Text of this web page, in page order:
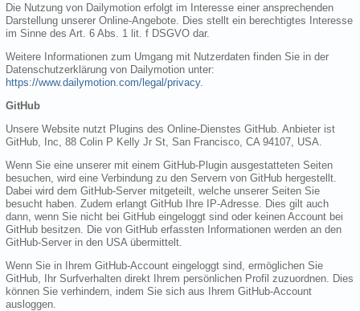
Die Nutzung von Dailymotion erfolgt im Interesse einer ansprechenden
Darstellung unserer Online-Angebote. Dies stellt ein berechtigtes Interesse
im Sinne des Art. 6 Abs. 1 lit. f DSGVO dar.
Weitere Informationen zum Umgang mit Nutzerdaten finden Sie in der
Datenschutzerklärung von Dailymotion unter:
https://www.dailymotion.com/legal/privacy.
GitHub
Unsere Website nutzt Plugins des Online-Dienstes GitHub. Anbieter ist
GitHub, Inc, 88 Colin P Kelly Jr St, San Francisco, CA 94107, USA.
Wenn Sie eine unserer mit einem GitHub-Plugin ausgestatteten Seiten
besuchen, wird eine Verbindung zu den Servern von GitHub hergestellt.
Dabei wird dem GitHub-Server mitgeteilt, welche unserer Seiten Sie
besucht haben. Zudem erlangt GitHub Ihre IP-Adresse. Dies gilt auch
dann, wenn Sie nicht bei GitHub eingeloggt sind oder keinen Account bei
GitHub besitzen. Die von GitHub erfassten Informationen werden an den
GitHub-Server in den USA übermittelt.
Wenn Sie in Ihrem GitHub-Account eingeloggt sind, ermöglichen Sie
GitHub, Ihr Surfverhalten direkt Ihrem persönlichen Profil zuzuordnen. Dies
können Sie verhindern, indem Sie sich aus Ihrem GitHub-Account
ausloggen.